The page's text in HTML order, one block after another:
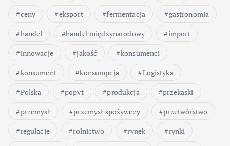
ceny
eksport fermentacja
gastronomia
handel
handel międzynarodowy
import
innowacje
jakość
konsumenci
konsument
konsumpcja
Logistyka
Polska
popyt produkcja
przekąski
przemysł
przemysł spożywczy
przetwórstwo
regulacje
rolnictwo rynek
rynki